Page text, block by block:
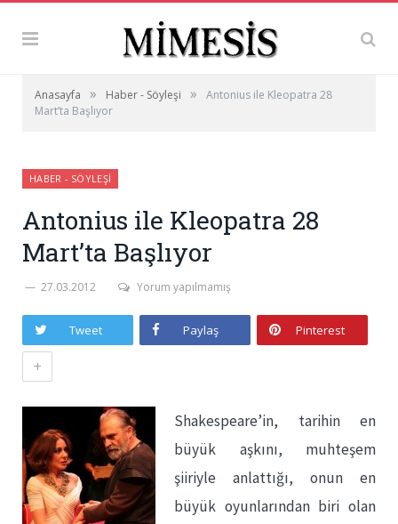
Anasayfa » Haber - Söyleşi »
Antonius ile Kleopatra 28
Mart’ta Başlıyor
HABER - SÖYLEŞI
Antonius ile Kleopatra 28
Mart’ta Başlıyor
27.03.2012 Yorum yapılmamış
Tweet Paylaş Pinterest
+
Shakespeare’in, tarihin en
büyük aşkını, muhteşem
şiiriyle anlattığı, onun en
büyük oyunlarından biri olan